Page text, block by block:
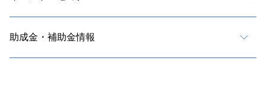
助成金・補助金情報